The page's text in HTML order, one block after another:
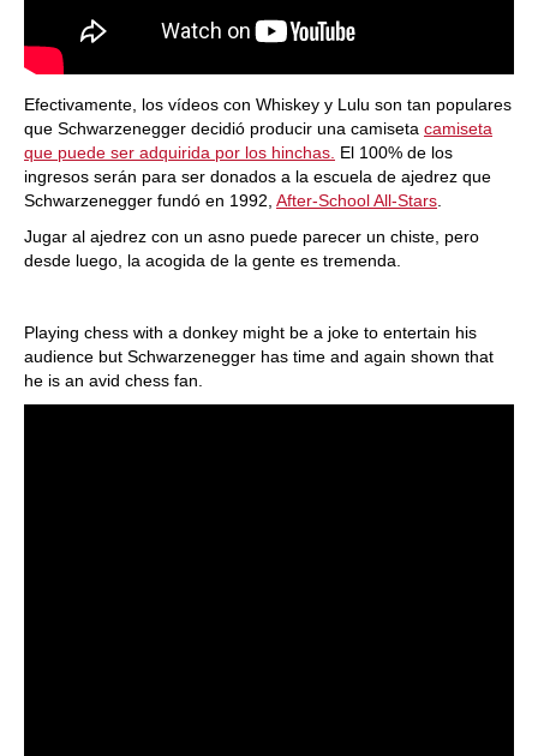
Efectivamente, los vídeos con Whiskey y Lulu son tan populares
que Schwarzenegger decidió producir una camiseta camiseta
que puede ser adquirida por los hinchas. El 100% de los
ingresos serán para ser donados a la escuela de ajedrez que
Schwarzenegger fundó en 1992, After-School All-Stars.
Jugar al ajedrez con un asno puede parecer un chiste, pero
desde luego, la acogida de la gente es tremenda.
Playing chess with a donkey might be a joke to entertain his
audience but Schwarzenegger has time and again shown that
he is an avid chess fan.